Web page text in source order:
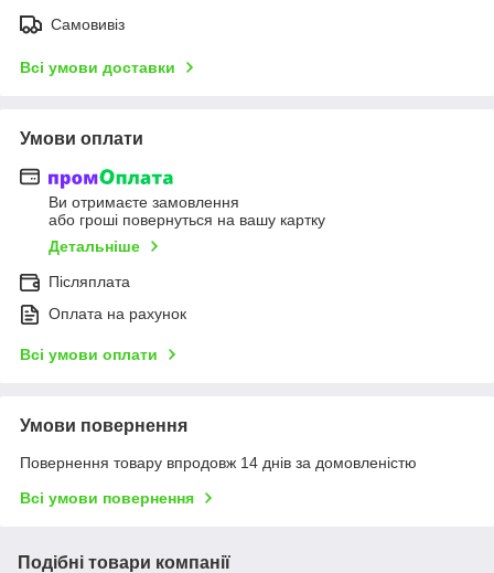
Самовивіз
Всі умови доставки
Умови оплати
Ви отримаєте замовлення
або гроші повернуться на вашу картку
Детальніше
Післяплата
Оплата на рахунок
Всі умови оплати
Умови повернення
Повернення товару впродовж 14 днів за домовленістю
Всі умови повернення
Подібні товари компанії